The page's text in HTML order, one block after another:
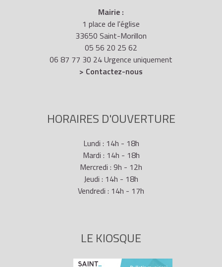
Mairie :
1 place de l'église
33650 Saint-Morillon
05 56 20 25 62
06 87 77 30 24 Urgence uniquement
> Contactez-nous
HORAIRES D'OUVERTURE
Lundi : 14h - 18h
Mardi : 14h - 18h
Mercredi : 9h - 12h
Jeudi : 14h - 18h
Vendredi : 14h - 17h
LE KIOSQUE